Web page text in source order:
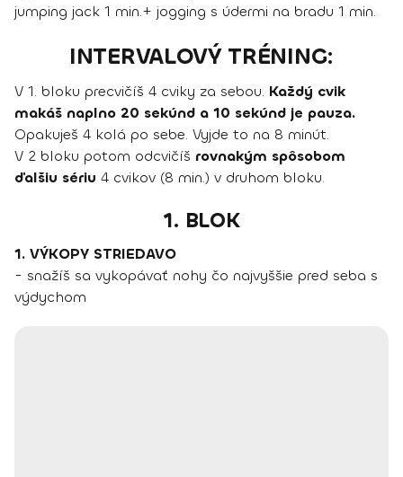
jumping jack 1 min.+ jogging s údermi na bradu 1 min.
INTERVALOVÝ TRÉNING:
V 1. bloku precvičíš 4 cviky za sebou. Každý cvik
makáš naplno 20 sekúnd a 10 sekúnd je pauza.
Opakuješ 4 kolá po sebe. Vyjde to na 8 minút.
V 2 bloku potom odcvičíš rovnakým spôsobom
ďalšiu sériu 4 cvikov (8 min.) v druhom bloku.
1. BLOK
1. VÝKOPY STRIEDAVO
- snažíš sa vykopávať nohy čo najvyššie pred seba s
výdychom